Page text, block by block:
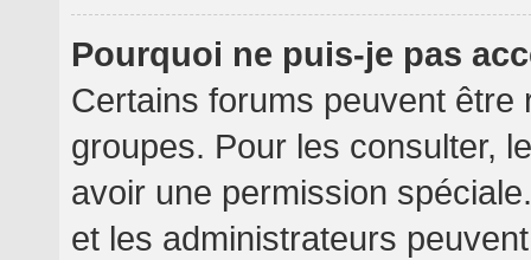
Pourquoi ne puis-je pas
Certains forums peuvent
groupes. Pour les consulter,
avoir une permission
et les administrateurs